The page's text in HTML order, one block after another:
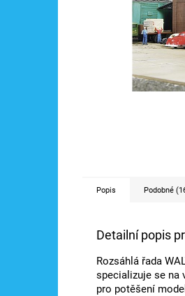
Popis Podobné
Detailní popis
Rozsáhlá řada
specializuje se na
pro potěšení